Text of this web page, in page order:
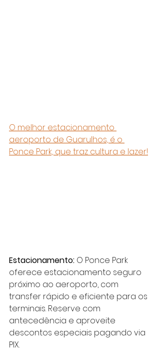
O melhor estacionamento
aeroporto de Guarulhos, é o
Ponce Park, que traz cultura e lazer!
Estacionamento: O Ponce Park
oferece estacionamento seguro
próximo ao aeroporto, com
transfer rápido e eficiente para os
terminais. Reserve com
antecedência e aproveite
descontos especiais pagando via
PIX.